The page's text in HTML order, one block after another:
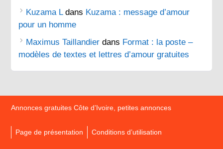
Kuzama Ldans Kuzama : message d’amour
pour un homme
Maximus Taillandier dans Format : la poste –
modèles de textes et lettres d’amour gratuites
Annonces gratuites Côte d’Ivoire, petites annonces
Page de présentation Conditions d’utilisation